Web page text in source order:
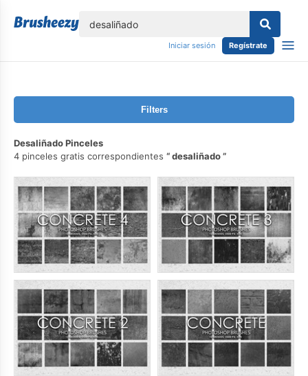
Iniciar sesión Regístrate
Filters
Desaliñado Pinceles
4 pinceles gratis correspondientes
desaliñado